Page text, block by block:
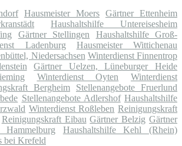
Hausmeister Moers Gärtner Ettenheim
Haushaltshilfe Untereisesheim
Gärtner Stellingen
Haushaltshilfe Groß-
Ladenburg
Hausmeister Wittichenau
Niedersachsen Winterdienst Finnentrop
Gärtner Uelzen, Lüneburger Heide
Winterdienst Oyten
Winterdienst
Bergheim
Stellenangebote Fruerlund
Stellenangebote Adlershof Haushaltshilfe
Winterdienst Roßleben Reinigungskraft
Reinigungskraft Eibau Gärtner Belzig Gärtner
Hammelburg
Haushaltshilfe Kehl (Rhein)
bei Krefeld